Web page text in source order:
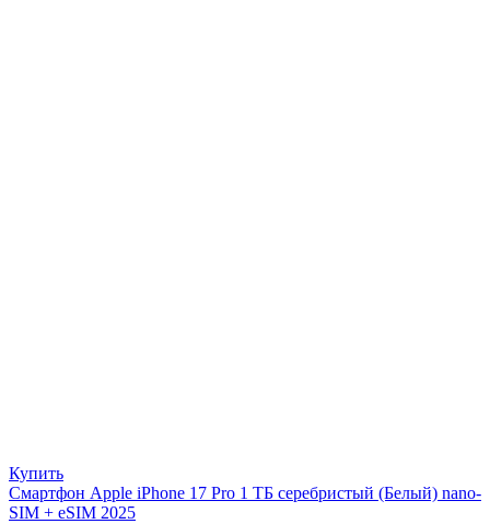
Купить
Смартфон Apple iPhone 17 Pro 1 ТБ серебристый (Белый) nano-
SIM + eSIM 2025